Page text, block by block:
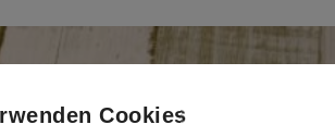
Cookies